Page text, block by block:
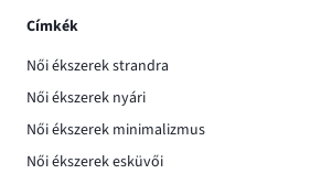
Címkék
Női ékszerek strandra
Női ékszerek nyári
Női ékszerek minimalizmus
Női ékszerek esküvői